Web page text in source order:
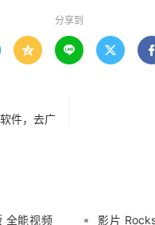
分享到
   
件，去广
全能视频
影片